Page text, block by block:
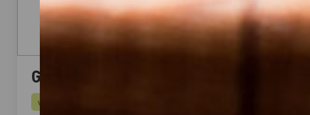
Gegrillte Halloumi Veggie (24 Stück)
vegetarisch